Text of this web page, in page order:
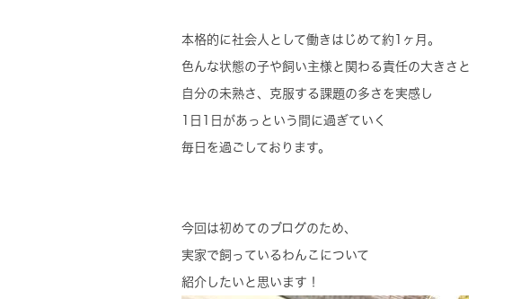
本格的に社会人として働きはじめて約1ヶ月。
色んな状態の子や飼い主様と関わる責任の大きさと
自分の未熟さ、克服する課題の多さを実感し
1日1日があっという間に過ぎていく
毎日を過ごしております。
今回は初めてのブログのため、
実家で飼っているわんこについて
紹介したいと思います！